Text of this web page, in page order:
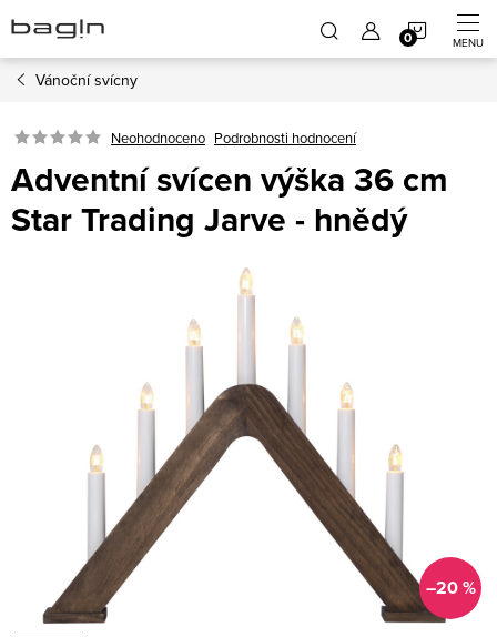
na
obsah
Vánoční svícny
Neohodnoceno Podrobnosti hodnocení
Adventní svícen výška 36 cm
Star Trading Jarve - hnědý
–20 %